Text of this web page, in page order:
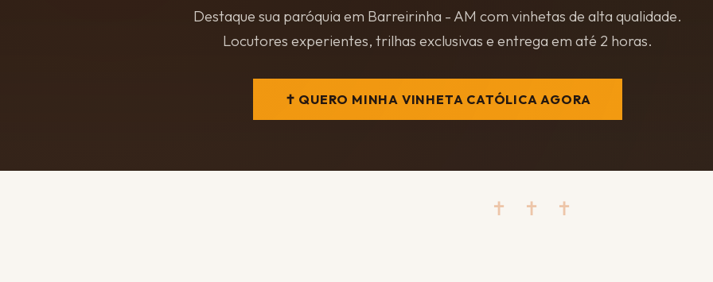
Destaque sua paróquia em Barreirinha - AM com vinhetas de alta qualidade.
Locutores experientes, trilhas exclusivas e entrega em até 2 horas.
✝ QUERO MINHA VINHETA CATÓLICA AGORA
✝ ✝ ✝